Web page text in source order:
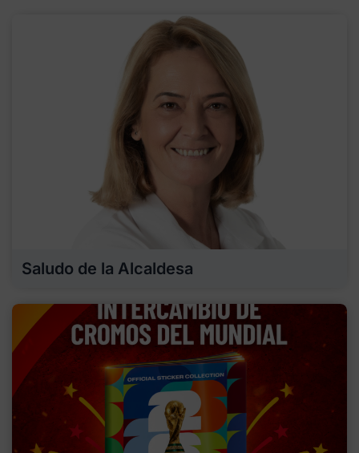
Saludo de la Alcaldesa